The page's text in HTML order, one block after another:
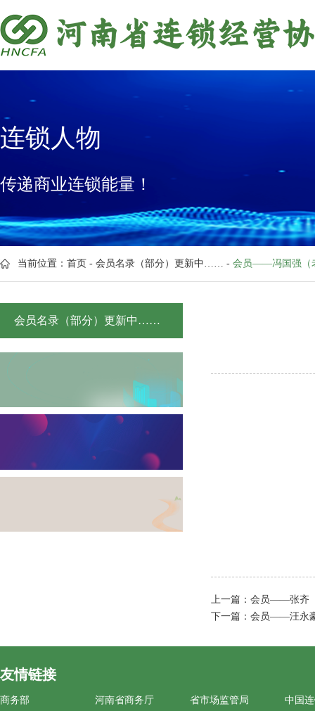
连锁人物
传递商业连锁能量！
当前位置： 首页 - 会员名录（部分）更新中…… - 会员——冯国强（
会员名录（部分）更新中……
上一篇： 会员——张齐
下一篇： 会员——汪永
友情链接
商务部 河南省商务厅 省市场监管局 中国